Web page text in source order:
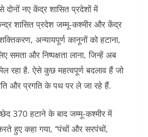
नए केंद्र शासित प्रदेशों में
शासित प्रदेश जम्मू-कश्मीर और केंद्र
अन्यायपूर्ण कानूनों को हटाना,
समता और निष्पक्षता लाना, जिन्हें अब
रहा है. ऐसे कुछ महत्वपूर्ण बदलाव हैं जो
और प्रगति के पथ पर ले जा रहे हैं.
370 हटाने के बाद जम्मू-कश्मीर में
हुए कहा गया, ‘‘पंचों और सरपंचों,